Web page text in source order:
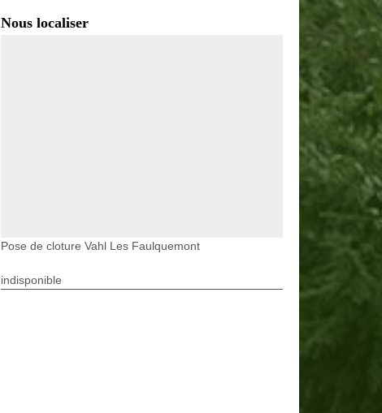
Nous localiser
Pose de cloture Vahl Les Faulquemont
indisponible